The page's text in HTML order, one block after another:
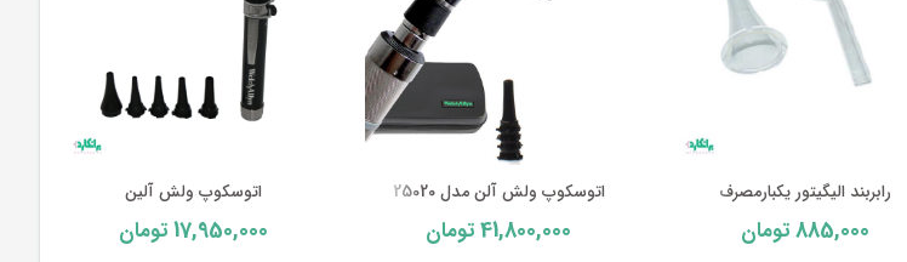
رابربند الیگیتور یکبارمصرف
885,000تومان
اتوسکوپ ولش آلن مدل 25020
41,800,000 تومان
اتوسکوپ ولش آلین
17,950,000تومان